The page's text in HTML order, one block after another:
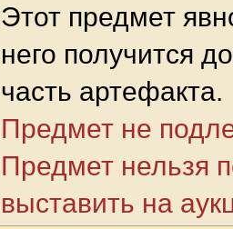
Этот предмет
него получится
часть артефакта.
Предмет не
Предмет нельзя
выставить на